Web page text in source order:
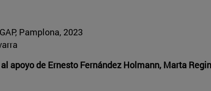
Pamplona, 2023
apoyo de Ernesto Fernández Holmann, Marta